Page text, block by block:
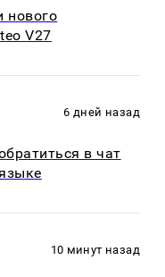
нового
V27
6 дней назад
в чат
10 минут назад